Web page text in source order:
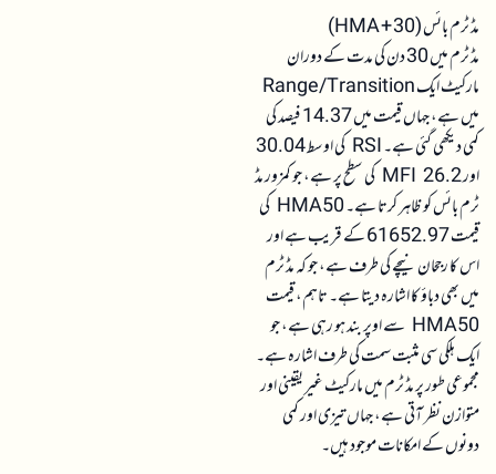
مڈ ٹرم بائس (30 + HMA)
مڈ ٹرم میں 30 دن کی مدت کے دوران
مارکیٹ ایک Range/Transition
میں ہے، جہاں قیمت میں 14.37 فیصد کی
کمی دیکھی گئی ہے۔ RSI کی اوسط 30.04
اور MFI 26.2 کی سطح پر ہے، جو کمزور مڈ
ٹرم بائس کو ظاہر کرتا ہے۔ HMA50 کی
قیمت 61652.97 کے قریب ہے اور
اس کا رجحان نیچے کی طرف ہے، جو کہ مڈ ٹرم
میں بھی دباؤ کا اشارہ دیتا ہے۔ تاہم، قیمت
HMA50 سے اوپر بند ہو رہی ہے، جو
ایک ہلکی سی مثبت سمت کی طرف اشارہ ہے۔
مجموعی طور پر مڈ ٹرم میں مارکیٹ غیر یقینی اور
متوازن نظر آتی ہے، جہاں تیزی اور کمی
دونوں کے امکانات موجود ہیں۔